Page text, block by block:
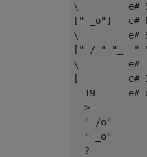
\         e#
[" _o"]   e#
\         e#
[" / " "_  "
\         e#
[         e# If
19      e#
  >
  " /o"
  " _o"
  ?